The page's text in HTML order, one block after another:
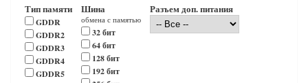
Тип памяти
GDDR
GDDR2
GDDR3
GDDR4
GDDR5
Шина
обмена с памятью
32 бит
64 бит
128 бит
192 бит
Разъем доп. питания